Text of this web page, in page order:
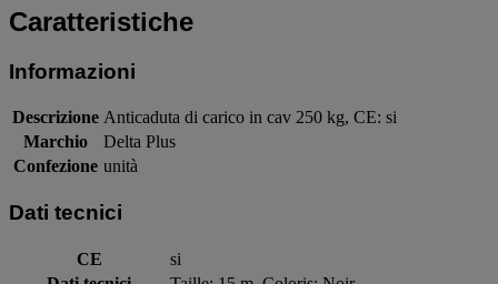
Caratteristiche
Informazioni
Descrizione Anticaduta di carico in cav 250 kg, CE: si
Marchio
Delta Plus
Confezione unità
Dati tecnici
CE
si